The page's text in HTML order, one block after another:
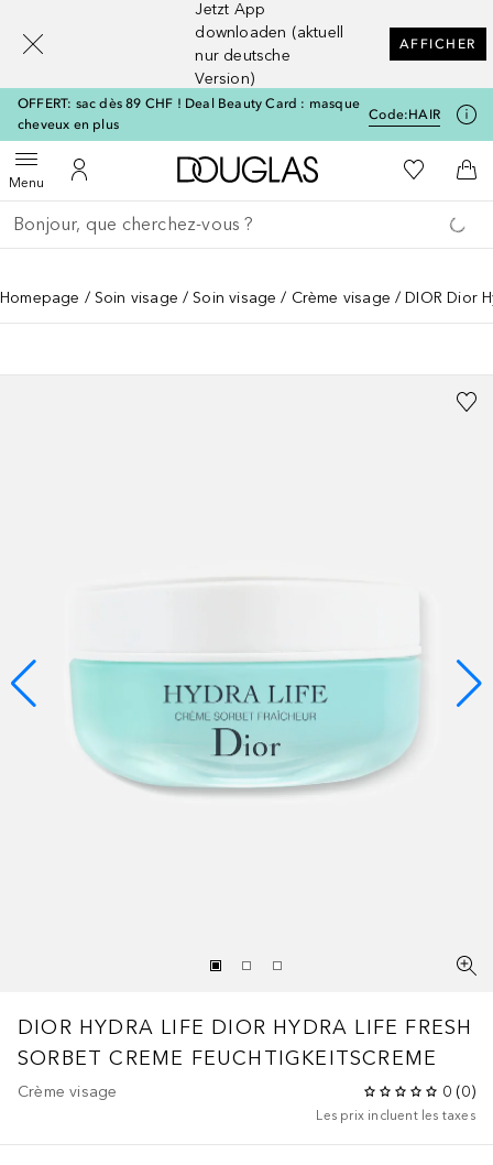
Jetzt App
downloaden (aktuell
nur deutsche
Version)
AFFICHER
OFFERT: sac dès 89 CHF ! Deal Beauty Card : masque
cheveux en plus
Code:HAIR
MenuOuvrir le menuVers Mon Compte
Vers l'accueil Douglas
Vers Ma
Retourner
Exécuter la recherche
Homepage Soin visage Soin visage Crème visage DIOR Dior
DIOR HYDRA LIFE DIOR HYDRA LIFE FRESH
SORBET CREME FEUCHTIGKEITSCREME
Crème visage 0 (0)
Les prix incluent les taxes
[navigation.slideout.screenreader]